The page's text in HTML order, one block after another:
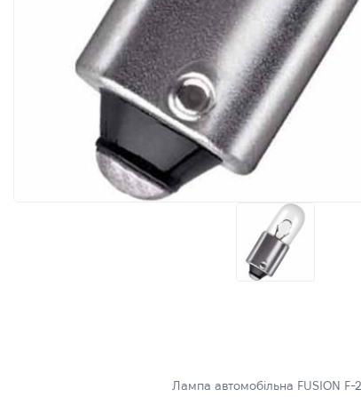
Лампа автомобільна FUSION